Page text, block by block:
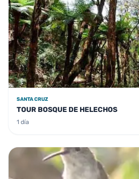
SANTA CRUZ
TOUR BOSQUE DE HELECHOS
1 día